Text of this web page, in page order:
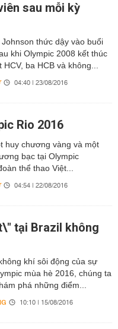
sau mỗi kỳ
Johnson thức dậy vào buổi
khi Olympic 2008 kết thúc
HCV, ba HCB và không...
04:40 | 23/08/2016
Rio 2016
huy chương vàng và một
bạc tại Olympic
thể thao Việt...
04:54 | 22/08/2016
tại Brazil không
khí sôi động của sự
mùa hè 2016, chúng ta
phá những điểm...
10:10 | 15/08/2016